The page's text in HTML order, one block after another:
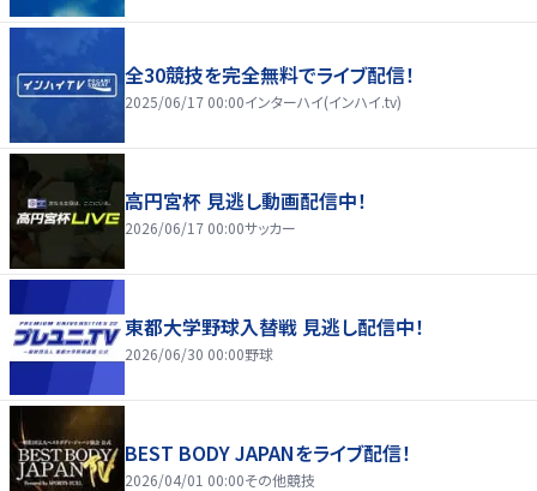
全30競技を完全無料でライブ配信！
2025/06/17 00:00インターハイ(インハイ.tv)
高円宮杯 見逃し動画配信中！
2026/06/17 00:00サッカー
東都大学野球入替戦 見逃し配信中！
2026/06/30 00:00野球
BEST BODY JAPANをライブ配信！
2026/04/01 00:00その他競技